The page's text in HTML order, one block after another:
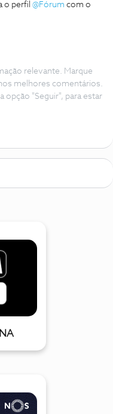
perfil
@Fórum com o
relevante. Marque
melhores comentários.
opção "Seguir", para estar